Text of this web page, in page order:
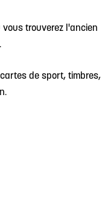
trouverez l'ancien
de sport, timbres,